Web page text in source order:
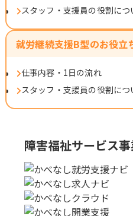
スタッフ・支援員の役割につ
就労継続支援B型のお役立
仕事内容・1日の流れ
スタッフ・支援員の役割につ
障害福祉サービス